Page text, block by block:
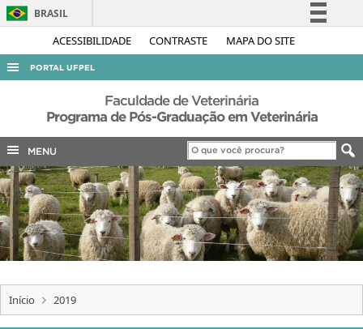
ACESSIBILIDADE CONTRASTE MAPA DO SITE
BRASIL
Simplifique!
Acesso à informação
Legislação
Canais
PORTAL UFPEL
ACESSO À INFORMAÇÃO
AUDITORIA
COBALTO
CONCURSOS
EDITAIS
INTERNACIONAL
OUVIDORIA
PORTARIAS
TELEFONES
Faculdade de Veterinária
Programa de Pós-Graduação em Veterinária
MENU
Início 2019